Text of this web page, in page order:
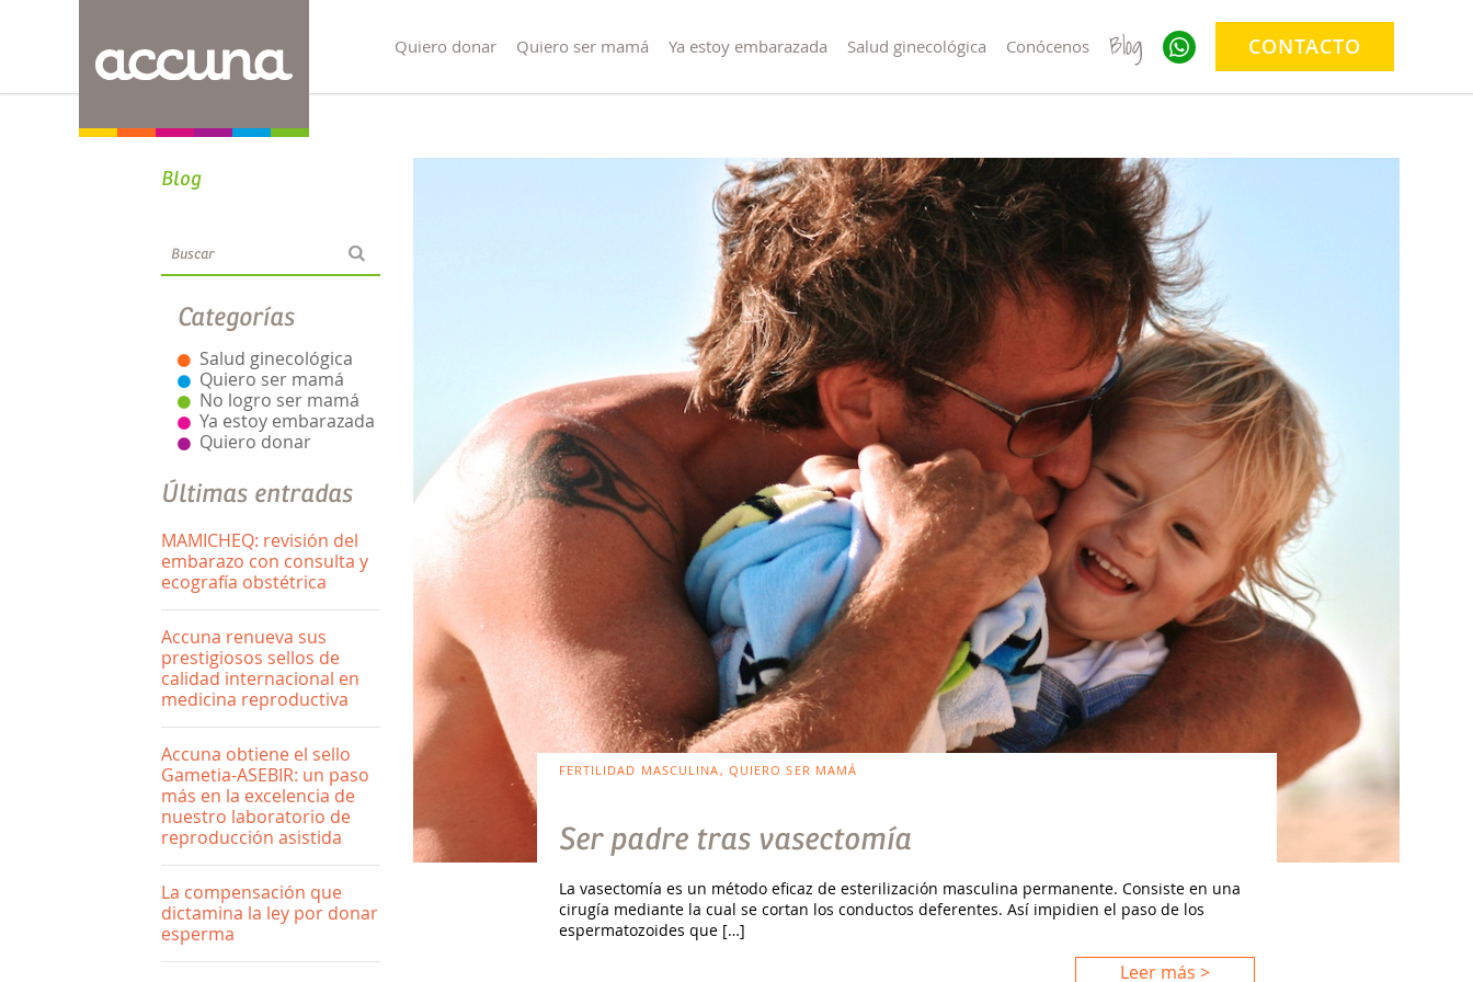
Quiero donar Quiero ser mamá Ya estoy embarazada Salud ginecológica Conócenos Blog CONTACTO
Blog
Categorías
Salud ginecológica
Quiero ser mamá
No logro ser mamá
Ya estoy embarazada
Quiero donar
Últimas entradas
MAMICHEQ: revisión del
embarazo con consulta y
ecografía obstétrica
Accuna renueva sus
prestigiosos sellos de
calidad internacional en
medicina reproductiva
Accuna obtiene el sello
Gametia-ASEBIR: un paso
más en la excelencia de
nuestro laboratorio de
reproducción asistida
La compensación que
dictamina la ley por donar
esperma
FERTILIDAD MASCULINA, QUIERO SER MAMÁ
Ser padre tras vasectomía
La vasectomía es un método eficaz de esterilización masculina permanente. Consiste en una
cirugía mediante la cual se cortan los conductos deferentes. Así impidien el paso de los
espermatozoides que […]
Leer más >